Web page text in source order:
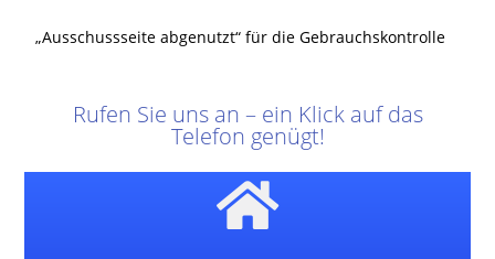
„Ausschussseite abgenutzt“ für die Gebrauchskontrolle
Rufen Sie uns an – ein Klick auf das
Telefon genügt!